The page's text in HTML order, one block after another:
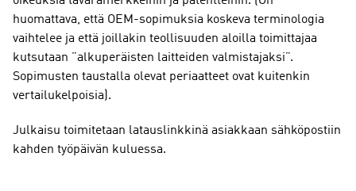
huomattava, että OEM-sopimuksia koskeva terminologia
vaihtelee ja että joillakin teollisuuden aloilla toimittajaa
kutsutaan ”alkuperäisten laitteiden valmistajaksi”.
Sopimusten taustalla olevat periaatteet ovat kuitenkin
vertailukelpoisia).
Julkaisu toimitetaan latauslinkkinä asiakkaan sähköpostiin
kahden työpäivän kuluessa.